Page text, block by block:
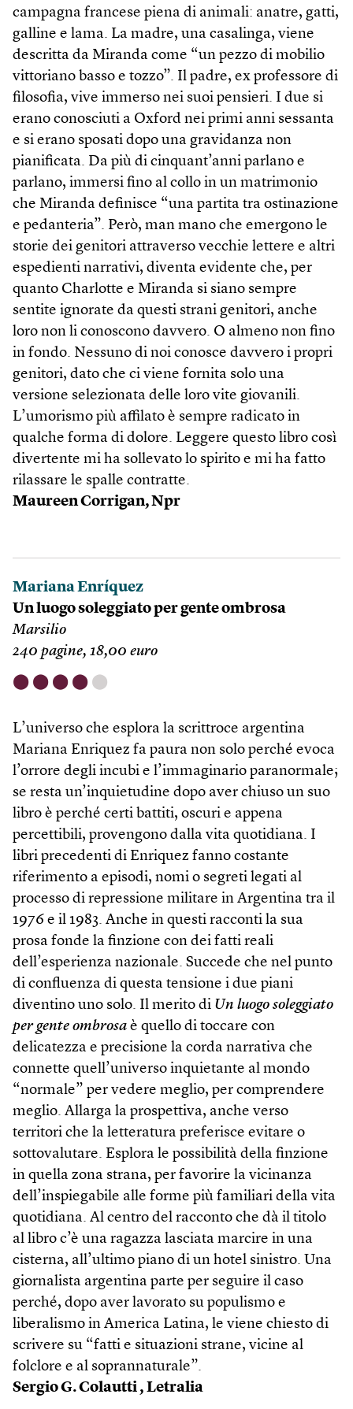
campagna francese piena di animali: anatre, gatti,
galline e lama. La madre, una casalinga, viene
descritta da Miranda come “un pezzo di mobilio
vittoriano basso e tozzo”. Il padre, ex professore di
filosofia, vive immerso nei suoi pensieri. I due si
erano conosciuti a Oxford nei primi anni sessanta
e si erano sposati dopo una gravidanza non
pianificata. Da più di cinquant’anni parlano e
parlano, immersi fino al collo in un matrimonio
che Miranda definisce “una partita tra ostinazione
e pedanteria”. Però, man mano che emergono le
storie dei genitori attraverso vecchie lettere e altri
espedienti narrativi, diventa evidente che, per
quanto Charlotte e Miranda si siano sempre
sentite ignorate da questi strani genitori, anche
loro non li conoscono davvero. O almeno non fino
in fondo. Nessuno di noi conosce davvero i propri
genitori, dato che ci viene fornita solo una
versione selezionata delle loro vite giovanili.
L’umorismo più affilato è sempre radicato in
qualche forma di dolore. Leggere questo libro così
divertente mi ha sollevato lo spirito e mi ha fatto
rilassare le spalle contratte.
Maureen Corrigan, Npr
Mariana Enríquez
Un luogo soleggiato per gente ombrosa
Marsilio
240 pagine, 18,00 euro
⬤ ⬤ ⬤ ⬤ ⬤
L’universo che esplora la scrittroce argentina
Mariana Enriquez fa paura non solo perché evoca
l’orrore degli incubi e l’immaginario paranormale;
se resta un’inquietudine dopo aver chiuso un suo
libro è perché certi battiti, oscuri e appena
percettibili, provengono dalla vita quotidiana. I
libri precedenti di Enriquez fanno costante
riferimento a episodi, nomi o segreti legati al
processo di repressione militare in Argentina tra il
1976 e il 1983. Anche in questi racconti la sua
prosa fonde la finzione con dei fatti reali
dell’esperienza nazionale. Succede che nel punto
di confluenza di questa tensione i due piani
diventino uno solo. Il merito di Un luogo soleggiato
per gente ombrosa è quello di toccare con
delicatezza e precisione la corda narrativa che
connette quell’universo inquietante al mondo
“normale” per vedere meglio, per comprendere
meglio. Allarga la prospettiva, anche verso
territori che la letteratura preferisce evitare o
sottovalutare. Esplora le possibilità della finzione
in quella zona strana, per favorire la vicinanza
dell’inspiegabile alle forme più familiari della vita
quotidiana. Al centro del racconto che dà il titolo
al libro c’è una ragazza lasciata marcire in una
cisterna, all’ultimo piano di un hotel sinistro. Una
giornalista argentina parte per seguire il caso
perché, dopo aver lavorato su populismo e
liberalismo in America Latina, le viene chiesto di
scrivere su “fatti e situazioni strane, vicine al
folclore e al soprannaturale”.
Sergio G. Colautti , Letralia